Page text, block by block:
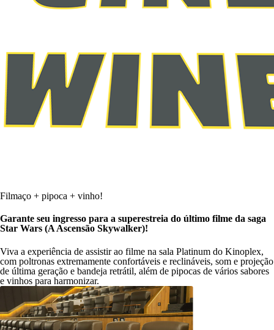
Filmaço + pipoca + vinho!
Garante seu ingresso para a superestreia do último filme da saga
Star Wars (A Ascensão Skywalker)!
Viva a experiência de assistir ao filme na sala Platinum do Kinoplex,
com poltronas extremamente confortáveis e reclináveis, som e projeção
de última geração e bandeja retrátil, além de pipocas de vários sabores
e vinhos para harmonizar.